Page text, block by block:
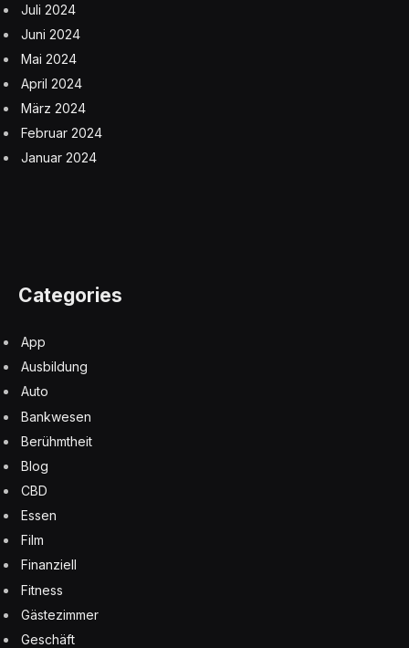
Juli 2024
Juni 2024
Mai 2024
April 2024
März 2024
Februar 2024
Januar 2024
Categories
App
Ausbildung
Auto
Bankwesen
Berühmtheit
Blog
CBD
Essen
Film
Finanziell
Fitness
Gästezimmer
Geschäft